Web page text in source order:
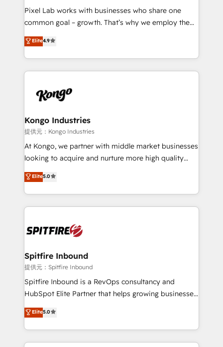
skills for HubSpot projects from strategy to
implementation and training. Skilled in-house
complex API integrations with external platforms.
Working from several campuses across Belgium, The
such as Brussels Airport, Volvo, Farmaline, Agilitas,
Streamz and Michelin.
Pixel Lab works with businesses who share one
common goal – growth. That’s why we employ the
latest innovations in disruptive technology in our
approach to web design, sales enablement and
inbound marketing that deliver month-on-month
growth for our client's businesses. These methods
exactly where your marketing budget is being used
and overall revenue to a level not feasible with
traditional methods. If you’re a frustrated marketing
manager or business owner sick of wasting budget
with generic agencies and their outdated methods,
just like yours attract more high-quality leads
throughout each stage of the buying cycle with
enable sales teams with the process, technology and
training to smash targets.
Elite4.9
Kongo Industries
提供元：Kongo Industries
At Kongo, we partner with middle market businesses
looking to acquire and nurture more high quality
leads. We use digital media, marketing cloud,
automation and software integration to drive sales
and, deliver clarity on marketing expenditure.
Elite5.0
Spitfire Inbound
提供元：Spitfire Inbound
Spitfire Inbound is a RevOps consultancy and
HubSpot Elite Partner that helps growing businesses
design predictable, scalable revenue-driving
strategies. With offices in South Africa and London,
we take a RevOps-led approach that aligns sales,
marketing & service, breaks down silos, and gives
Elite5.0